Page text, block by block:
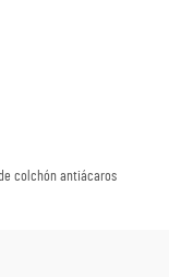
colchón antiácaros